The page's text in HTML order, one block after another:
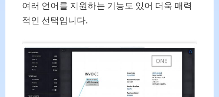
여러 언어를 지원하는 기능도 있어 더욱 매력
적인 선택입니다.